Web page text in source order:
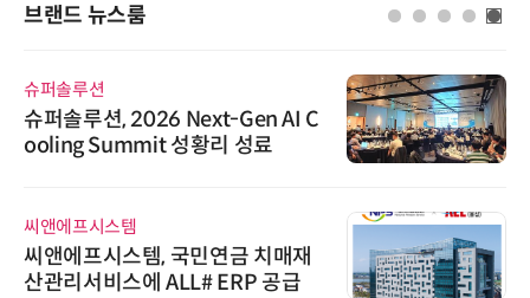
브랜드 뉴스룸
슈퍼솔루션
슈퍼솔루션, 2026 Next-Gen AI C
ooling Summit 성황리 성료
씨앤에프시스템
씨앤에프시스템, 국민연금 치매재
산관리서비스에 ALL# ERP 공급